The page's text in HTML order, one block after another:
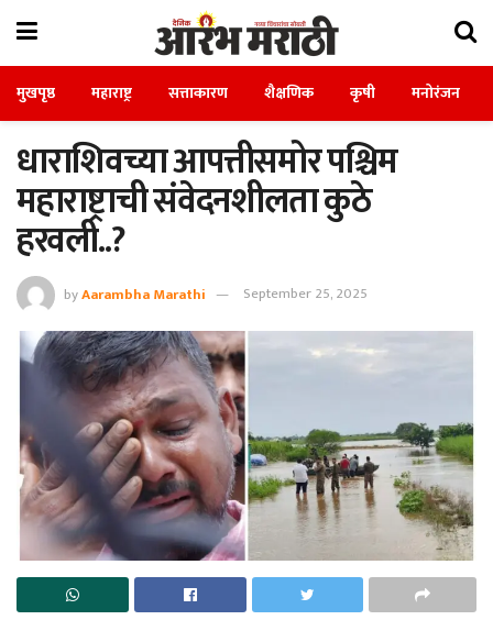
मुखपृष्ठ महाराष्ट्र सत्ताकारण शैक्षणिक कृषी मनोरंजन
धाराशिवच्या आपत्तीसमोर पश्चिम
महाराष्ट्राची संवेदनशीलता कुठे
हरवली..?
byAarambha Marathi September 25, 2025